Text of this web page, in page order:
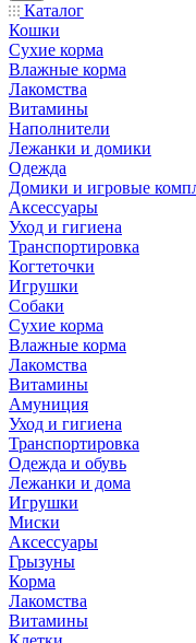
Каталог
Кошки
Сухие корма
Влажные корма
Лакомства
Витамины
Наполнители
Лежанки и домики
Одежда
Домики и игровые
Аксессуары
Уход и гигиена
Транспортировка
Когтеточки
Игрушки
Собаки
Сухие корма
Влажные корма
Лакомства
Витамины
Амуниция
Уход и гигиена
Транспортировка
Одежда и обувь
Лежанки и дома
Игрушки
Миски
Аксессуары
Грызуны
Корма
Лакомства
Витамины